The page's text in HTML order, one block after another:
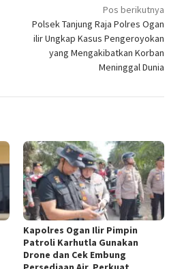
Pos berikutnya
Polsek Tanjung Raja Polres Ogan
ilir Ungkap Kasus Pengeroyokan
yang Mengakibatkan Korban
Meninggal Dunia
Kapolres Ogan Ilir Pimpin
Patroli Karhutla Gunakan
Drone dan Cek Embung